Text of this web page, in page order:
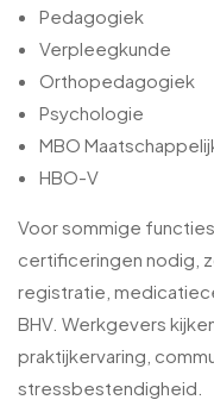
Pedagogiek
Verpleegkunde
Orthopedagogiek
Psychologie
MBO
HBO-V
Voor sommige
certificeringen nodig,
registratie,
BHV. Werkgevers
praktijkervaring,
stressbestendigheid.